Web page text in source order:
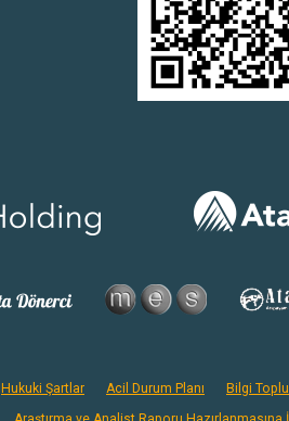
Hukuki Şartlar Acil Durum Planı Bilgi